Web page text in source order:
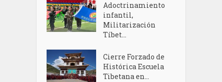
Adoctrinamiento
infantil,
Militarización
Tíbet...
Cierre Forzado de
Histórica Escuela
Tibetana en...